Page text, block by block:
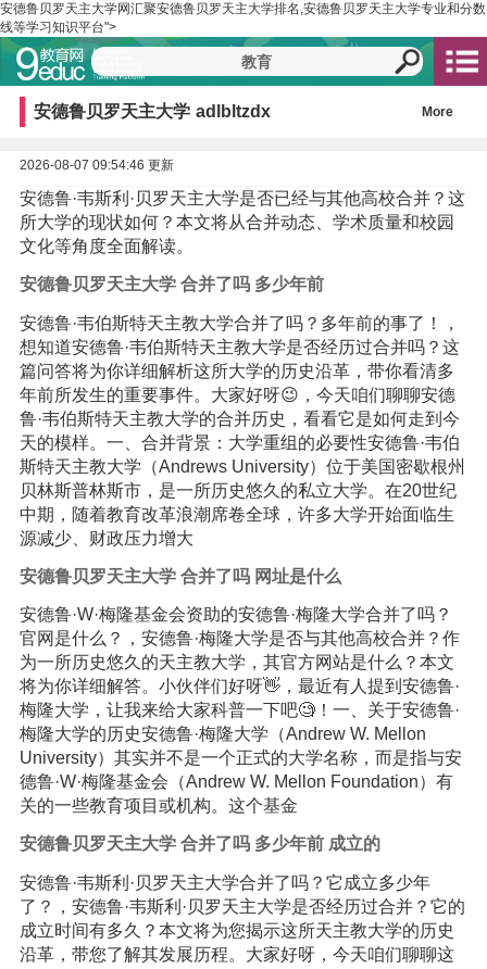
安德鲁贝罗天主大学网汇聚安德鲁贝罗天主大学排名,安德鲁贝罗天主大学专业和分数
线等学习知识平台">
安德鲁贝罗天主大学 adlbltzdx More
2026-08-07 09:54:46 更新
安德鲁·韦斯利·贝罗天主大学是否已经与其他高校合并？这
所大学的现状如何？本文将从合并动态、学术质量和校园
文化等角度全面解读。
安德鲁贝罗天主大学 合并了吗 多少年前
安德鲁·韦伯斯特天主教大学合并了吗？多年前的事了！，
想知道安德鲁·韦伯斯特天主教大学是否经历过合并吗？这
篇问答将为你详细解析这所大学的历史沿革，带你看清多
年前所发生的重要事件。大家好呀😉，今天咱们聊聊安德
鲁·韦伯斯特天主教大学的合并历史，看看它是如何走到今
天的模样。一、合并背景：大学重组的必要性安德鲁·韦伯
斯特天主教大学（Andrews University）位于美国密歇根州
贝林斯普林斯市，是一所历史悠久的私立大学。在20世纪
中期，随着教育改革浪潮席卷全球，许多大学开始面临生
源减少、财政压力增大
安德鲁贝罗天主大学 合并了吗 网址是什么
安德鲁·W·梅隆基金会资助的安德鲁·梅隆大学合并了吗？
官网是什么？，安德鲁·梅隆大学是否与其他高校合并？作
为一所历史悠久的天主教大学，其官方网站是什么？本文
将为你详细解答。小伙伴们好呀👋，最近有人提到安德鲁·
梅隆大学，让我来给大家科普一下吧🧐！一、关于安德鲁·
梅隆大学的历史安德鲁·梅隆大学（Andrew W. Mellon
University）其实并不是一个正式的大学名称，而是指与安
德鲁·W·梅隆基金会（Andrew W. Mellon Foundation）有
关的一些教育项目或机构。这个基金
安德鲁贝罗天主大学 合并了吗 多少年前 成立的
安德鲁·韦斯利·贝罗天主大学合并了吗？它成立多少年
了？，安德鲁·韦斯利·贝罗天主大学是否经历过合并？它的
成立时间有多久？本文将为您揭示这所天主教大学的历史
沿革，带您了解其发展历程。大家好呀，今天咱们聊聊这